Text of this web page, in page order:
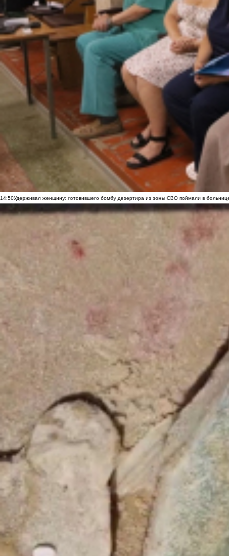
14:50Удерживал женщину: готовившего бомбу дезертира из зоны СВО поймали в